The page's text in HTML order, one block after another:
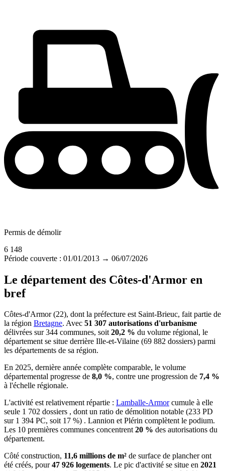
Permis de démolir
6 148
Période couverte : 01/01/2013 → 06/07/2026
Le département des Côtes-d'Armor en
bref
Côtes-d'Armor (22), dont la préfecture est Saint-Brieuc, fait partie de
la région Bretagne. Avec 51 307 autorisations d'urbanisme
délivrées sur 344 communes, soit20,2 % du volume régional, le
département se situe derrière Ille-et-Vilaine (69 882 dossiers) parmi
les départements de sa région.
En 2025, dernière année complète comparable, le volume
départemental progresse de 8,0 %, contre une progression de 7,4 %
à l'échelle régionale.
L'activité est relativement répartie : Lamballe-Armorcumule à elle
seule 1 702 dossiers , dont un ratio de démolition notable (233 PD
sur 1 394 PC, soit 17 %) . Lannion et Plérin complètent le podium.
Les 10 premières communes concentrent20 % des autorisations du
département.
Côté construction, 11,6 millions de m² de surface de plancher ont
été créés, pour47 926 logements. Le pic d'activité se situe en 2021